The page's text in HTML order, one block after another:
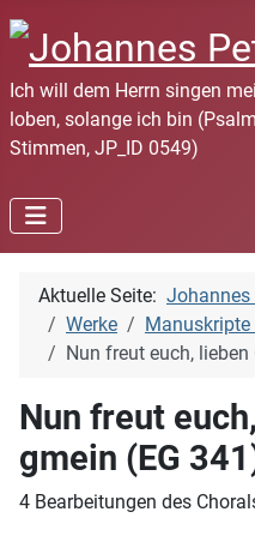
Ich will dem Herrn singen
loben, solange ich bin
Stimmen, JP_ID 0549)
Aktuelle Seite: Johannes
Werke
Manuskripte
Nun freut euch,
Nun freut
gmein (EG
4 Bearbeitungen des